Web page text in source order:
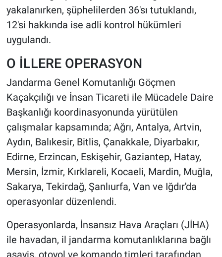
yakalanırken, şüphelilerden 36'sı tutuklandı,
12'si hakkında ise adli kontrol hükümleri
uygulandı.
O İLLERE OPERASYON
Jandarma Genel Komutanlığı Göçmen
Kaçakçılığı ve İnsan Ticareti ile Mücadele Daire
Başkanlığı koordinasyonunda yürütülen
çalışmalar kapsamında; Ağrı, Antalya, Artvin,
Aydın, Balıkesir, Bitlis, Çanakkale, Diyarbakır,
Edirne, Erzincan, Eskişehir, Gaziantep, Hatay,
Mersin, İzmir, Kırklareli, Kocaeli, Mardin, Muğla,
Sakarya, Tekirdağ, Şanlıurfa, Van ve Iğdır'da
operasyonlar düzenlendi.
Operasyonlarda, İnsansız Hava Araçları (JİHA)
ile havadan, il jandarma komutanlıklarına bağlı